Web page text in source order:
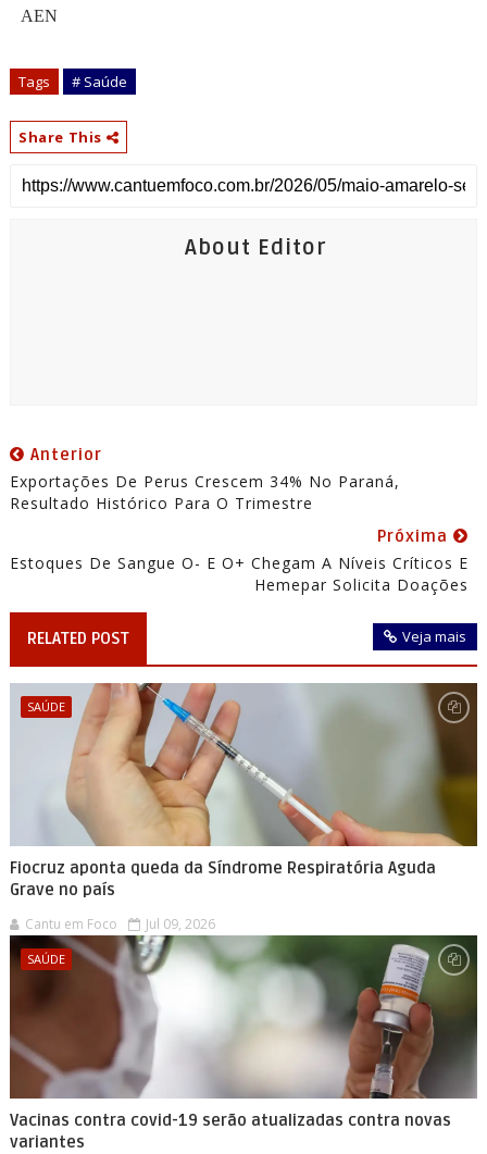
AEN
Tags # Saúde
Share This
About Editor
Anterior
Exportações De Perus Crescem 34% No Paraná,
Resultado Histórico Para O Trimestre
Próxima
Estoques De Sangue O- E O+ Chegam A Níveis Críticos E
Hemepar Solicita Doações
RELATED POST Veja mais
SAÚDE
Fiocruz aponta queda da Síndrome Respiratória Aguda
Grave no país
Cantu em Foco Jul 09, 2026
SAÚDE
Vacinas contra covid-19 serão atualizadas contra novas
variantes